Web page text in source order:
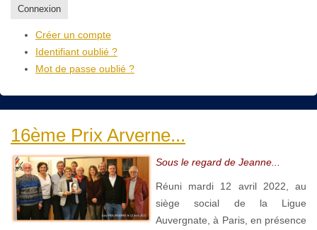
Connexion
Créer un compte
Identifiant oublié ?
Mot de passe oublié ?
16ème Prix Arverne...
Sous le regard de Jeanne...
Réuni mardi 12 avril 2022, au
siège social de la Ligue
Auvergnate, à Paris, en présence